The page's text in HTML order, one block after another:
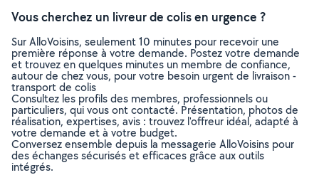
Vous cherchez un livreur de colis en urgence ?
Sur AlloVoisins, seulement 10 minutes pour recevoir une
première réponse à votre demande. Postez votre demande
et trouvez en quelques minutes un membre de confiance,
autour de chez vous, pour votre besoin urgent de livraison -
transport de colis
Consultez les profils des membres, professionnels ou
particuliers, qui vous ont contacté. Présentation, photos de
réalisation, expertises, avis : trouvez l'offreur idéal, adapté à
votre demande et à votre budget.
Conversez ensemble depuis la messagerie AlloVoisins pour
des échanges sécurisés et efficaces grâce aux outils
intégrés.